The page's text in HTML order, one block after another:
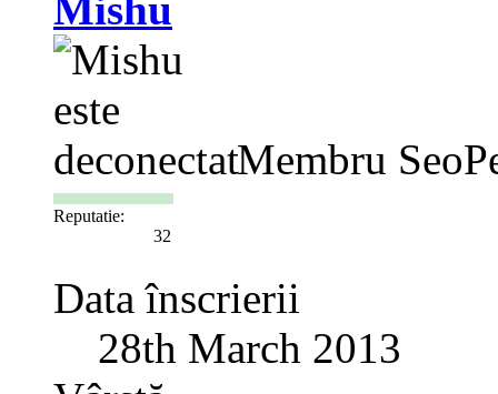
Membru
Reputatie:
32
Data înscrierii
28th March 2013